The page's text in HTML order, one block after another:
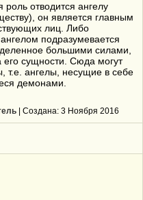
отводится ангелу
он является главным
лиц. Либо
подразумевается
большими силами,
его сущности. Сюда могут
т.е. ангелы, несущие в себе
демонами.
| Cоздана: 3 Ноября 2016